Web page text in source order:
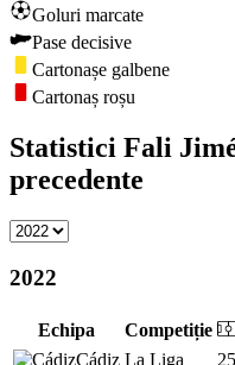
Goluri marcate
Pase decisive
Cartonașe galbene
Cartonaș roșu
Statistici Fali
precedente
2022
Echipa
Competiție
Cádiz La Liga 25